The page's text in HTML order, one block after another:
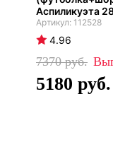
Аспиликуэта
112528
4.96
7370
5180